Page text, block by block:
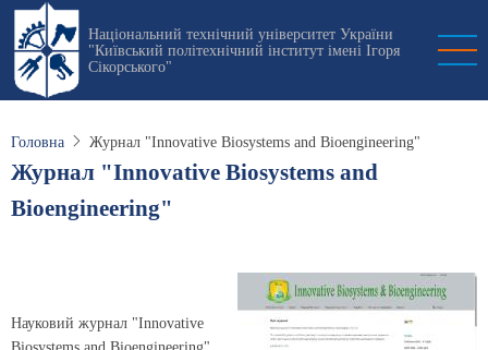
Перейти
основного
вмісту
Національний технічний університет України
"Київський політехнічний інститут імені Ігоря
Сікорського"
Головна Журнал "Innovative Biosystems and Bioengineering"
Журнал "Innovative Biosystems and
Bioengineering"
Науковий журнал "Innovative